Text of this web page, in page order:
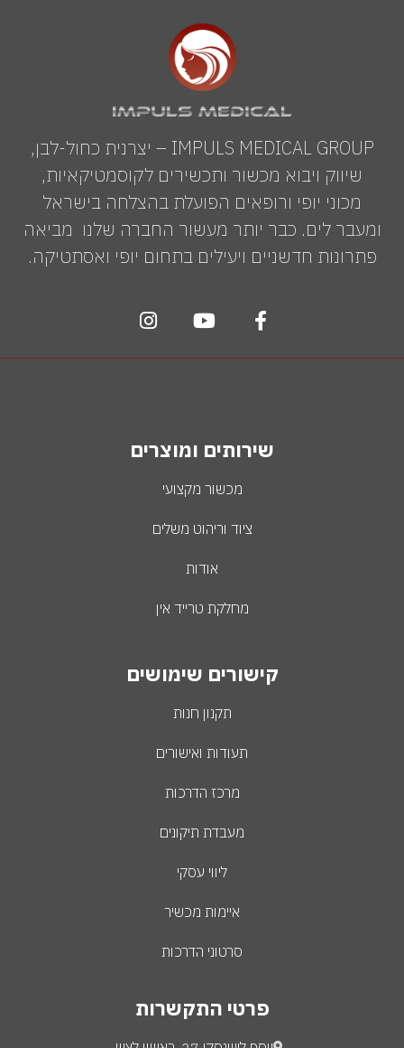
IMPULS MEDICAL GROUP – יצרנית כחול-לבן,
שיווק ויבוא מכשור ותכשירים לקוסמטיקאיות,
מכוני יופי ורופאים הפועלת בהצלחה בישראל
ומעבר לים. כבר יותר מעשור החברה שלנו מביאה
פתרונות חדשניים ויעילים בתחום יופי ואסתטיקה.
שירותים ומוצרים
מכשור מקצועי
ציוד וריהוט משלים
אודות
מחלקת טרייד אין
קישורים שימושים
תקנון חנות
תעודות ואישורים
מרכז הדרכות
מעבדת תיקונים
ליווי עסקי
איימות מכשיר
סרטוני הדרכות
פרטי התקשרות